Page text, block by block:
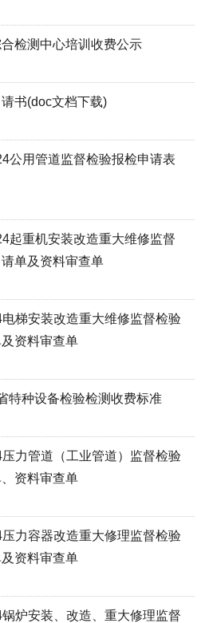
检测中心培训收费公示
书(doc文档下载)
公用管道监督检验报检申请表
起重机安装改造重大维修监督
单及资料审查单
梯安装改造重大维修监督检验
资料审查单
特种设备检验检测收费标准
力管道（工业管道）监督检验
资料审查单
力容器改造重大修理监督检验
资料审查单
炉安装、改造、重大修理监督